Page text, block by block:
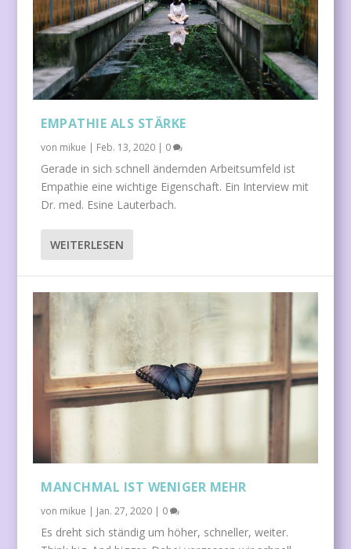
EMPATHIE ALS STÄRKE
von mikue | Feb. 13, 2020 | 0
Gerade in sich schnell ändernden Arbeitsumfeld ist
Empathie eine wichtige Eigenschaft. Ein Interview mit
Dr. med. Esine Lauterbach.
WEITERLESEN
MANCHMAL IST WENIGER MEHR
von mikue | Jan. 27, 2020 | 0
Es dreht sich ständig um höher, schneller, weiter.